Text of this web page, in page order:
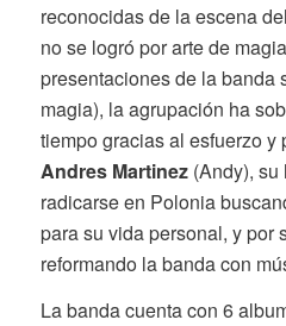
reconocidas de la escena
no se logró por arte de
presentaciones de la banda
magia), la agrupación ha
tiempo gracias al esfuerzo y
Andres Martinez(Andy), su
radicarse en Polonia
para su vida personal, y por
reformando la banda con
La banda cuenta con 6